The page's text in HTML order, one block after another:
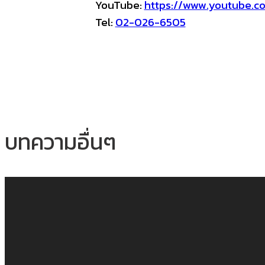
YouTube: https://
Tel: 02-026-6505
บทความอื่นๆ